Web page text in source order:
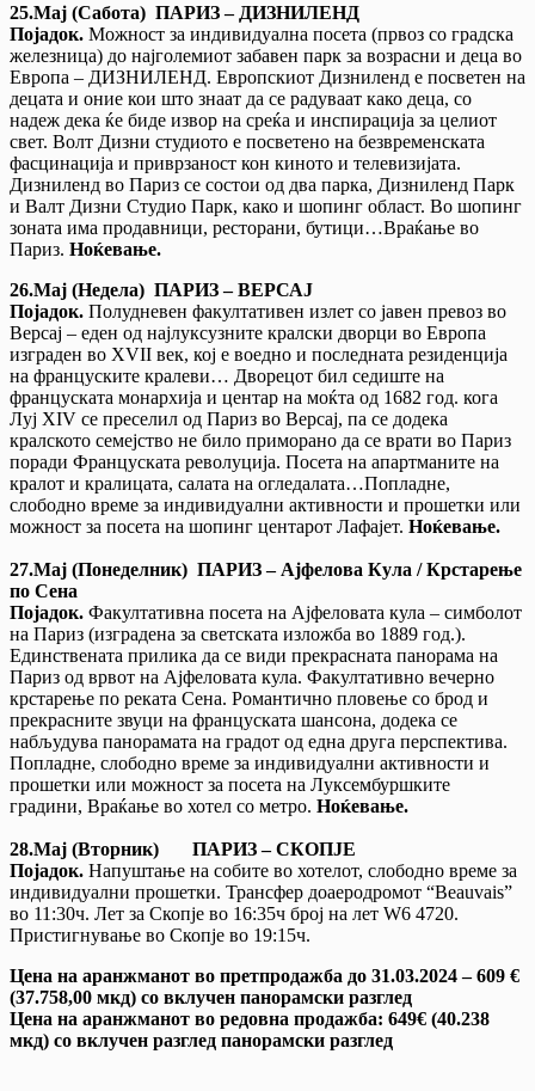
25.Мај (Сабота) ПАРИЗ – ДИЗНИЛЕНД
Појадок. Можност за индивидуална посета (првоз со градска
железница) до најголемиот забавен парк за возрасни и деца во
Европа – ДИЗНИЛЕНД. Европскиот Дизниленд е посветен на
децата и оние кои што знаат да се радуваат како деца, со
надеж дека ќе биде извор на среќа и инспирација за целиот
свет. Вoлт Дизни студиото е посветено на безвременската
фасцинација и приврзаност кон киното и телевизијата.
Дизниленд во Париз се состои од два парка, Дизниленд Парк
и Валт Дизни Студио Парк, како и шопинг област. Во шопинг
зоната има продавници, ресторани, бутици…Враќање во
Париз. Ноќевање.
26.Мај (Недела) ПАРИЗ – ВЕРСАЈ
Појадок. Полудневен факултативен излет со јавен превоз во
Версај – еден од најлуксузните кралски дворци во Европа
изграден во XVII век, кој е воедно и последната резиденција
на француските кралеви… Дворецот бил седиште на
француската монархија и центар на моќта од 1682 год. кога
Луј XIV се преселил од Париз во Версај, па се додека
кралското семејство не било приморано да се врати во Париз
поради Француската револуција. Посета на апартманите на
кралот и кралицата, салата на огледалата…Попладне,
слободно време за индивидуални активности и прошетки или
можност за посета на шопинг центарот Лафајет. Ноќевање.
27.Мај (Понеделник) ПАРИЗ – Ајфелова Кула / Крстарење
по Сена
Појадок. Факултативна посета на Ајфеловата кула – симболот
на Париз (изградена за светската изложба во 1889 год.).
Единствената прилика да се види прекрасната панорама на
Париз од врвот на Ајфеловата кула. Факултативно вечерно
крстарење по реката Сена. Романтично пловење со брод и
прекрасните звуци на француската шансона, додека се
набљудува панорамата на градот од една друга перспектива.
Попладне, слободно време за индивидуални активности и
прошетки или можност за посета на Луксембуршките
градини, Враќање во хотел со метро. Ноќевање.
28.Мај (Вторник) ПАРИЗ – СКОПЈЕ
Појадок. Напуштање на собите во хотелот, слободно време за
индивидуални прошетки. Трансфер доаеродромот “Beauvais”
во 11:30ч. Лет за Скопје во 16:35ч број на лет W6 4720.
Пристигнување во Скопје во 19:15ч.
Цена на аранжманот во претпродажба до 31.03.2024 – 609 €
(37.758,00 мкд) со вклучен панорамски разглед
Цена на аранжманот во редовна продажба: 649€ (40.238
мкд) со вклучен разглед панорамски разглед